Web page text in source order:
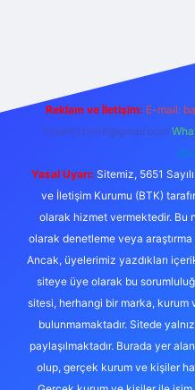
Reklam ve İletişim: E-mail:
forumhizmeti@gmail.com
Yasal Uyarı: Sitemiz, 5651
ve İletişim Kurumu (BTK)
olarak hizmet vermektedir. Bu
olarak denetleme veya
Ancak, üyelerimiz yazdıkları
siteye üye olarak bu
sitesi, herhangi bir marka, kurum
bulunmamaktadır. Sitede
paylaşılmaktadır. Burada yer
olup, gerçek kurum ve kişiler